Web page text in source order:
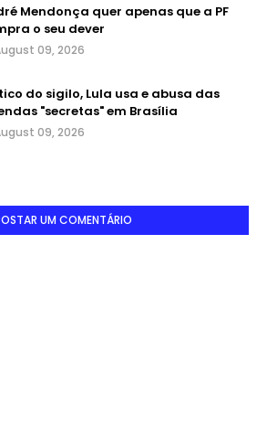
Mendonça quer apenas que a PF
o seu dever
09, 2026
do sigilo, Lula usa e abusa das
"secretas" em Brasília
09, 2026
UM COMENTÁRIO